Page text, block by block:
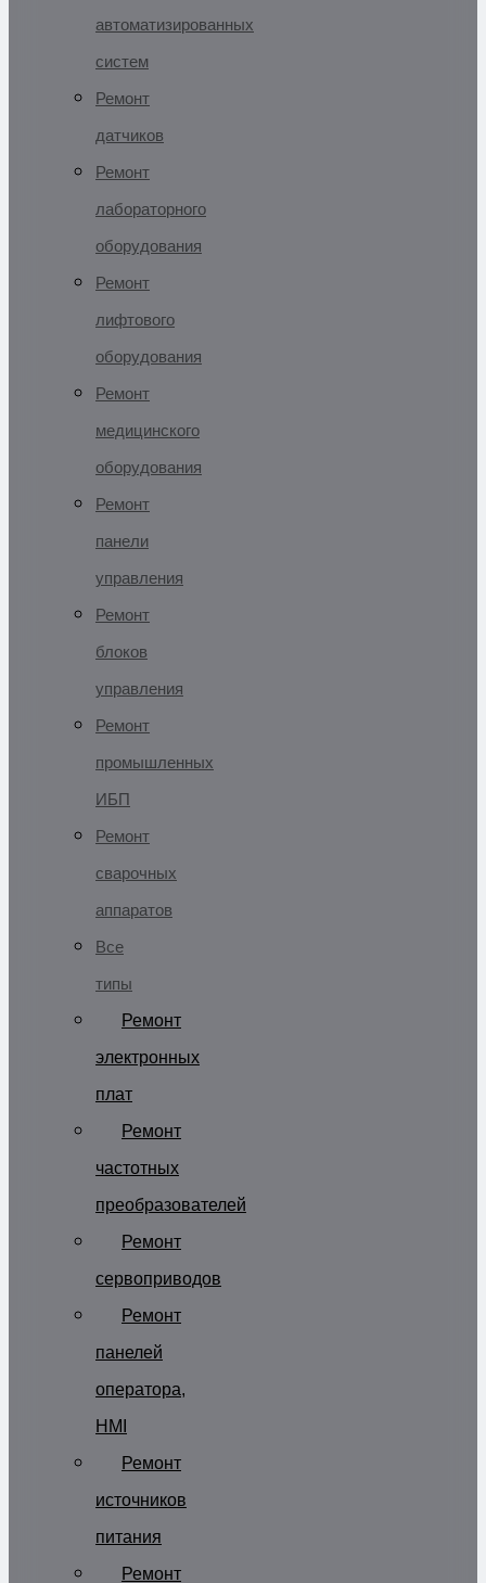
автоматизированных
систем
Ремонт
датчиков
Ремонт
лабораторного
оборудования
Ремонт
лифтового
оборудования
Ремонт
медицинского
оборудования
Ремонт
панели
управления
Ремонт
блоков
управления
Ремонт
промышленных
ИБП
Ремонт
сварочных
аппаратов
Все
типы
Ремонт
электронных
плат
Ремонт
частотных
преобразователей
Ремонт
сервоприводов
Ремонт
панелей
оператора,
HMI
Ремонт
источников
питания
Ремонт